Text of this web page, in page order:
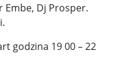
Embe, Dj Prosper.
godzina 19 00 – 22